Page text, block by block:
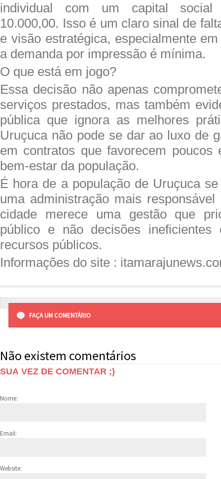
individual com um capital
10.000,00. Isso é um claro sinal de
e visão estratégica, especialmente
a demanda por impressão é mínima.
O que está em jogo?
Essa decisão não apenas
serviços prestados, mas também
pública que ignora as melhores
Uruçuca não pode se dar ao luxo de
em contratos que favorecem poucos
bem-estar da população.
É hora de a população de Uruçuca
uma administração mais
cidade merece uma gestão que
público e não decisões ineficientes
recursos públicos.
Informações do site :
FAÇA UM COMENTÁRIO
Não existem comentários
SUA VEZ DE COMENTAR ;)
Nome:
Email:
Website: